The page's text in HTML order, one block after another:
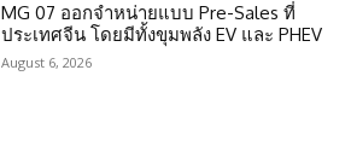
MG 07 ออกจำหน่ายแบบ Pre-Sales ที่
ประเทศจีน โดยมีทั้งขุมพลัง EV และ PHEV
August 6, 2026